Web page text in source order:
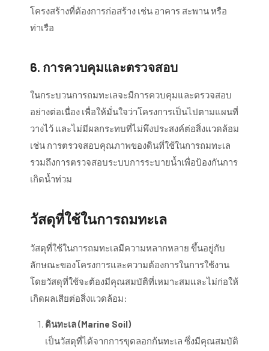
โครงสร้างที่ต้องการก่อสร้าง เช่น อาคาร สะพาน หรือ
ท่าเรือ
6. การควบคุมและตรวจสอบ
ในกระบวนการถมทะเลจะมีการควบคุมและตรวจสอบ
อย่างต่อเนื่อง เพื่อให้มั่นใจว่าโครงการเป็นไปตามแผนที่
วางไว้ และไม่มีผลกระทบที่ไม่พึงประสงค์ต่อสิ่งแวดล้อม
เช่น การตรวจสอบคุณภาพของดินที่ใช้ในการถมทะเล
รวมถึงการตรวจสอบระบบการระบายน้ำเพื่อป้องกันการ
เกิดน้ำท่วม
วัสดุที่ใช้ในการถมทะเล
วัสดุที่ใช้ในการถมทะเลมีความหลากหลาย ขึ้นอยู่กับ
ลักษณะของโครงการและความต้องการในการใช้งาน
โดยวัสดุที่ใช้จะต้องมีคุณสมบัติที่เหมาะสมและไม่ก่อให้
เกิดผลเสียต่อสิ่งแวดล้อม:
ดินทะเล (Marine Soil)
เป็นวัสดุที่ได้จากการขุดลอกก้นทะเล ซึ่งมีคุณสมบัติ